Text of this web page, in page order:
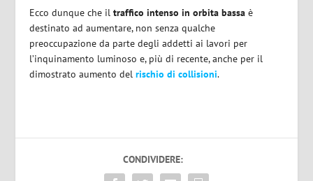
Ecco dunque che iltraffico intenso in orbita bassa è
destinato ad aumentare, non senza qualche
preoccupazione da parte degli addetti ai lavori per
l’inquinamento luminoso e, più di recente, anche per il
dimostrato aumento delrischio di collisioni.
CONDIVIDERE: